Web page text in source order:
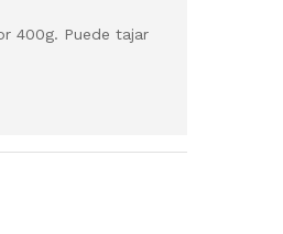
400g. Puede tajar